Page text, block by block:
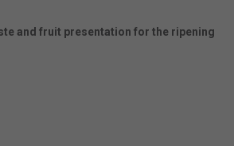
and fruit presentation for the ripening